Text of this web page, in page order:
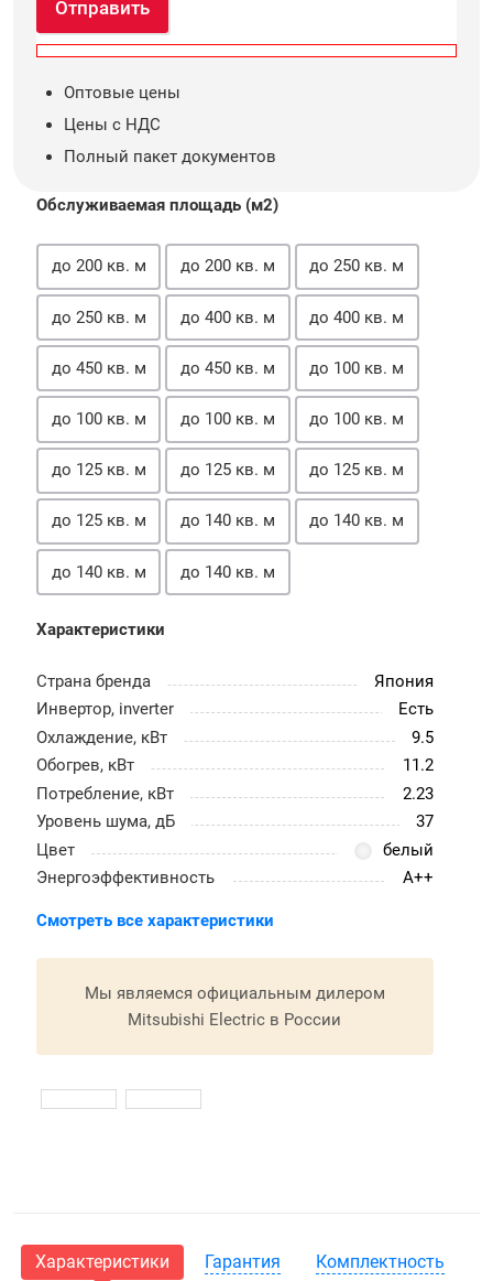
Отправить
Оптовые цены
Цены с НДС
Полный пакет документов
Обслуживаемая площадь (м2)
до 200 кв. м до 200 кв. м до 250 кв. м
до 250 кв. м до 400 кв. м до 400 кв. м
до 450 кв. м до 450 кв. м до 100 кв. м
до 100 кв. м до 100 кв. м до 100 кв. м
до 125 кв. м до 125 кв. м до 125 кв. м
до 125 кв. м до 140 кв. м до 140 кв. м
до 140 кв. м до 140 кв. м
Характеристики
Страна бренда
Япония
Инвертор, inverter
Есть
Охлаждение, кВт
9.5
Обогрев, кВт
11.2
Потребление, кВт
2.23
Уровень шума, дБ
37
Цвет
белый
Энергоэффективность
A++
Смотреть все характеристики
Мы являемся официальным дилером
Mitsubishi Electric в России
Характеристики Гарантия Комплектность